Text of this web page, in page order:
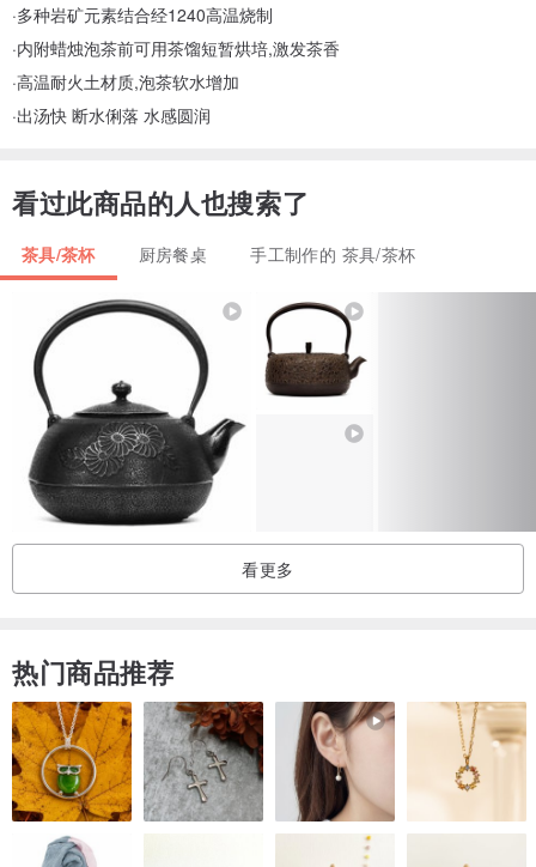
·多种岩矿元素结合经1240高温烧制
·内附蜡烛泡茶前可用茶馏短暂烘培,激发茶香
·高温耐火土材质,泡茶软水增加
·出汤快 断水俐落 水感圆润
看过此商品的人也搜索了
茶具/茶杯 厨房餐桌 手工制作的 茶具/茶杯
看更多
热门商品推荐